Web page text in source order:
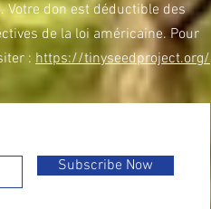
Votre don est déductible des
de la loi américaine. Pour
: https://tinyseedproject.org/
Subscribe Now